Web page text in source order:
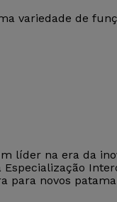
variedade de
líder na era da
para novos